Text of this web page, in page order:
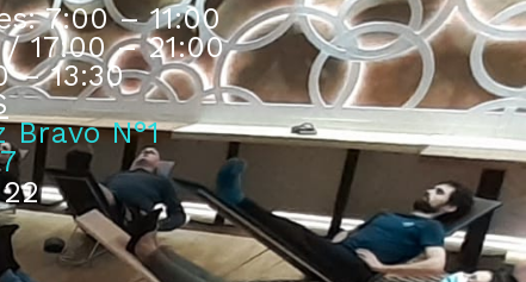
7:00 – 11:00
17:00 – 21:00
– 13:30
N°1